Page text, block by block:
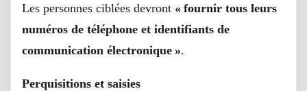
Les personnes ciblées devront « fournir tous leurs
numéros de téléphone et identifiants de
communication électronique ».
Perquisitions et saisies